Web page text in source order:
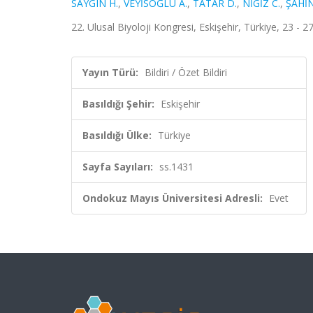
SAYGIN H., VEYİSOĞLU A., TATAR D., NİGİZ C.,
22. Ulusal Biyoloji Kongresi, Eskişehir, Türkiye, 23 -
Yayın Türü: Bildiri / Özet Bildiri
Basıldığı Şehir: Eskişehir
Basıldığı Ülke: Türkiye
Sayfa Sayıları: ss.1431
Ondokuz Mayıs Üniversitesi Adresli: Evet